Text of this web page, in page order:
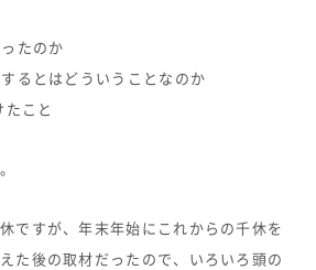
たのか
るとはどういうことなのか
こと
ですが、年末年始にこれからの千休を
た後の取材だったので、いろいろ頭の